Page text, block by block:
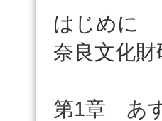
はじめに
奈良文化
第1章 あ